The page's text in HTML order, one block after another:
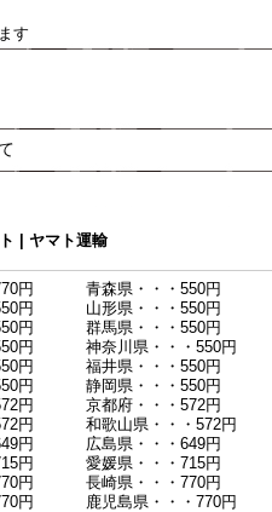
す
| ヤマト運輸
円
円
円
円
円
円
円
円
円
円
円
円
青森県・・・550円
山形県・・・550円
群馬県・・・550円
神奈川県・・・550円
福井県・・・550円
静岡県・・・550円
京都府・・・572円
和歌山県・・・572円
広島県・・・649円
愛媛県・・・715円
長崎県・・・770円
鹿児島県・・・770円